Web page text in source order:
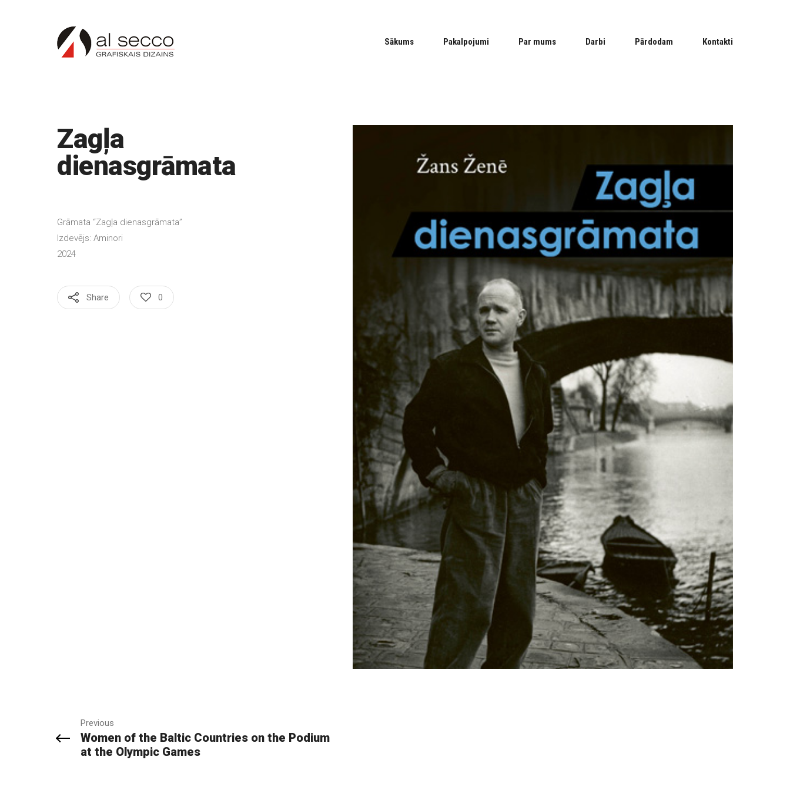
Sākums Pakalpojumi Par mums Darbi Pārdodam Kontakti
Zagļa
dienasgrāmata
Grāmata “Zagļa dienasgrāmata”
Izdevējs: Aminori
2024
Share 0
Previous
Women of the Baltic Countries on the Podium
at the Olympic Games